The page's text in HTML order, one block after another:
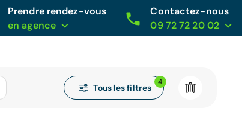
Prendre rendez-vous
en agence
Contactez-nous
09 72 72 20 02
Tous les filtres
4